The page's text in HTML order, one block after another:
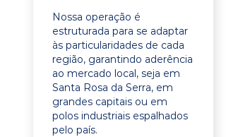
Nossa operação é
estruturada para se adaptar
às particularidades de cada
região, garantindo aderência
ao mercado local, seja em
Santa Rosa da Serra, em
grandes capitais ou em
polos industriais espalhados
pelo país.